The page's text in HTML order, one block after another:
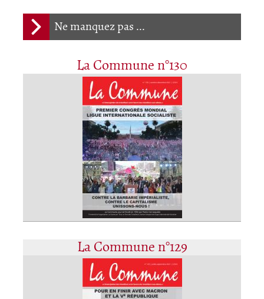
Ne manquez pas ...
La Commune n°130
La Commune n°129